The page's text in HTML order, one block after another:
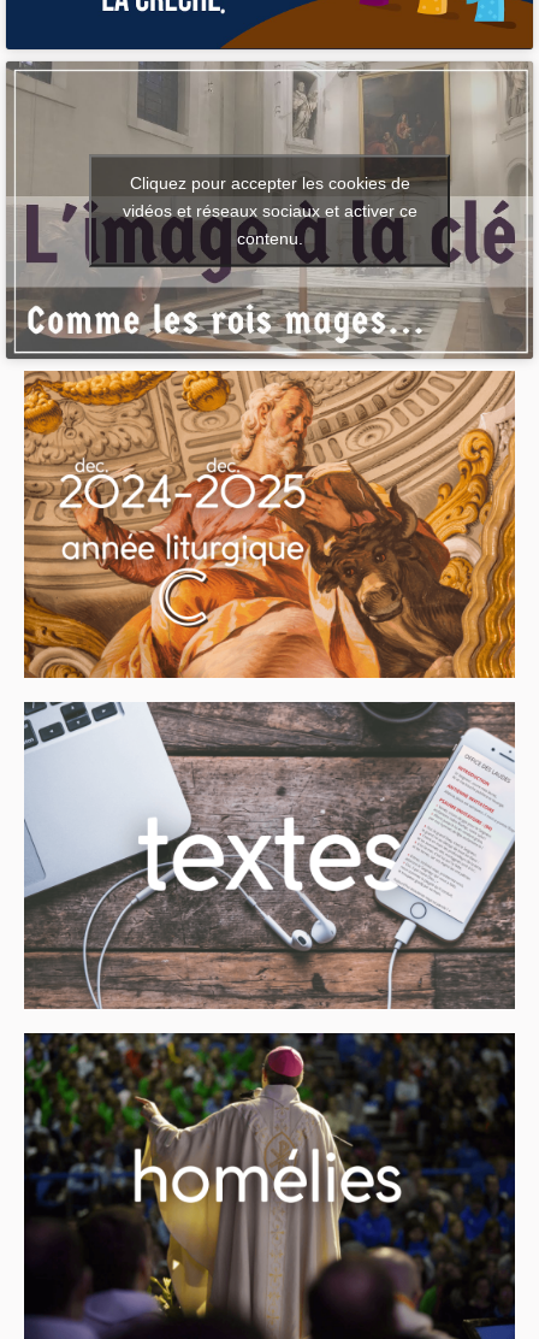
Cliquez pour accepter les cookies de
vidéos et réseaux sociaux et activer ce
contenu.